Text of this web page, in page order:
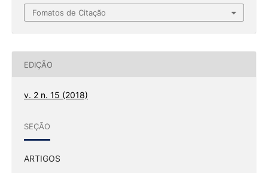
Fomatos de Citação
EDIÇÃO
v. 2 n. 15 (2018)
SEÇÃO
ARTIGOS